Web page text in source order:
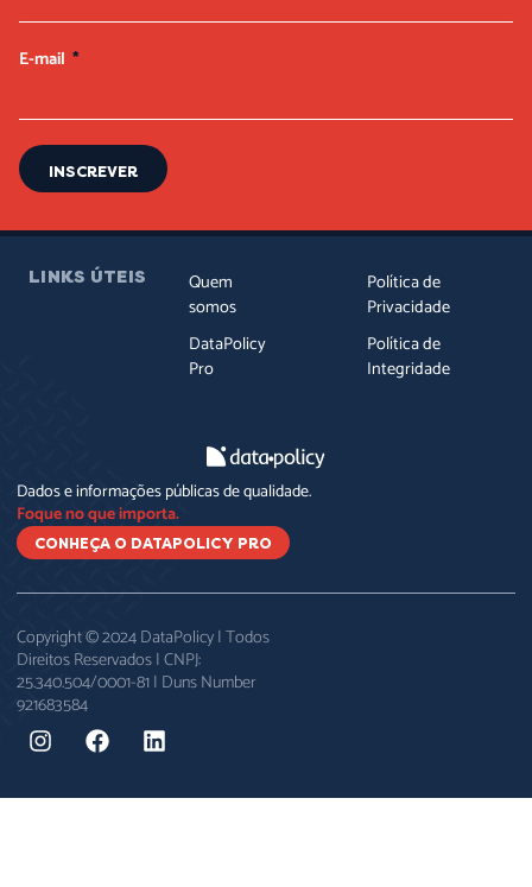
E-mail
INSCREVER
LINKS ÚTEIS
Quem
somos
DataPolicy
Pro
Política de
Privacidade
Política de
Integridade
Dados e informações públicas de qualidade.
Foque no que importa.
CONHEÇA O DATAPOLICY PRO
Copyright © 2024 DataPolicy | Todos
Direitos Reservados | CNPJ:
25.340.504/0001-81 | Duns Number
921683584